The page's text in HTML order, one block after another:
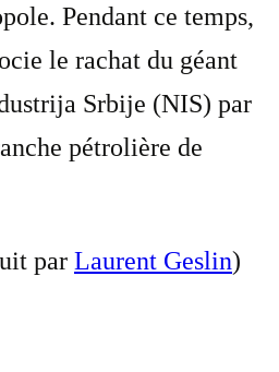
Pendant ce temps,
le rachat du géant
Srbije (NIS) par
pétrolière de
par Laurent Geslin)